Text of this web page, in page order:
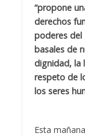
“propone
derechos
poderes del
basales de
dignidad, la
respeto de
los seres
Esta